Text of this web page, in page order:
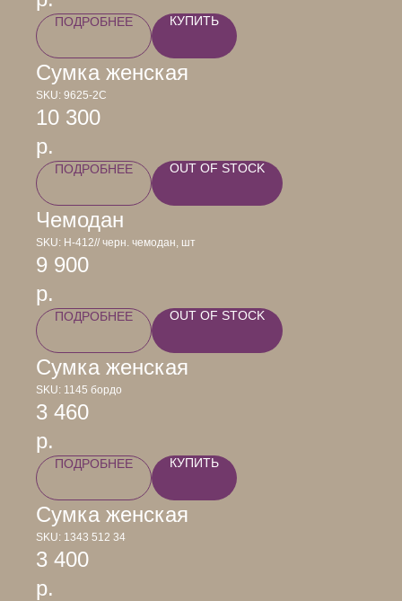
ПОДРОБНЕЕ КУПИТЬ
Сумка женская
SKU: 9625-2С
10 300
р.
ПОДРОБНЕЕ OUT OF STOCK
Чемодан
SKU: Н-412// черн. чемодан, шт
9 900
р.
ПОДРОБНЕЕ OUT OF STOCK
Сумка женская
SKU: 1145 бордо
3 460
р.
ПОДРОБНЕЕ КУПИТЬ
Сумка женская
SKU: 1343 512 34
3 400
р.